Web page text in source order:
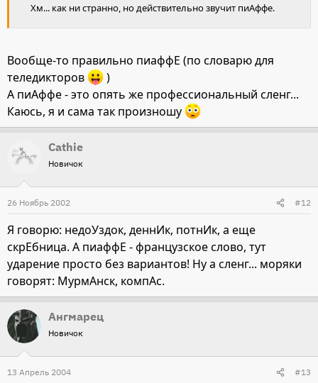
Хм... как ни странно, но действительно звучит пиАффе.
Вообще-то правильно пиаффЕ (по словарю для
теледикторов
)
А пиАффе - это опять же профессиональный сленг...
Каюсь, я и сама так произношу
Cathie
Новичок
26 Ноябрь 2002 #12
Я говорю: недоУздок, деннИк, потнИк, а еще
скрЕбница. А пиаффЕ - французское слово, тут
ударение просто без вариантов! Ну а сленг... моряки
говорят: МурмАнск, компАс.
Ангмарец
Новичок
13 Апрель 2004 #13